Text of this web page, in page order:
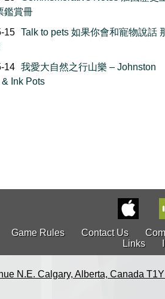
鑑賞冊
15 Talk to pets 如果你會和寵物說話
14 我愛大自然之行山樂 – Johnston
Ink Pots
Game Rules Contact Us
Links
N.E. Calgary, Alberta, Canada